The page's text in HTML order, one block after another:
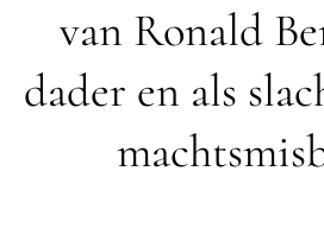
van Ronald
dader en als